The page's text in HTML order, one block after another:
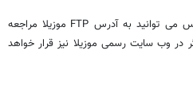
برای دانلود نسخه 8 مرورگر فایرفاکس می توانید به آدرس FTP موزیلا مراجعه
فردا نسخه 8 این مرورگر در وب سایت رسمی موزیلا نیز قرار خواهد